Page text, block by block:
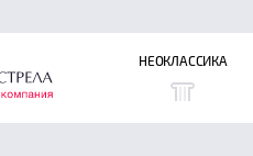
НЕОКЛАССИКА